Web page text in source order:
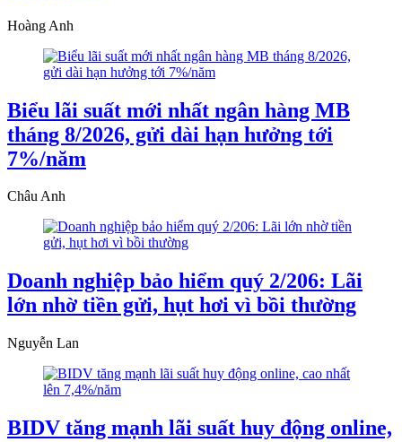
Hoàng Anh
Biểu lãi suất mới nhất ngân hàng MB
tháng 8/2026, gửi dài hạn hưởng tới
7%/năm
Châu Anh
Doanh nghiệp bảo hiểm quý 2/206: Lãi
lớn nhờ tiền gửi, hụt hơi vì bồi thường
Nguyễn Lan
BIDV tăng mạnh lãi suất huy động online,